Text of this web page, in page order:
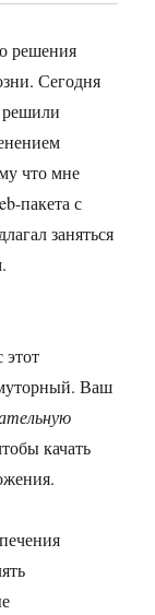
решения
Сегодня
решили
что мне
пакета с
заняться
Ваш
качать